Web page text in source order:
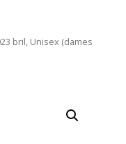
bril, Unisex (dames